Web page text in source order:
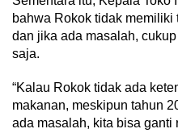
bahwa Rokok tidak
dan jika ada masalah,
saja.
“Kalau Rokok tidak ada
makanan, meskipun tahun
ada masalah, kita bisa ganti